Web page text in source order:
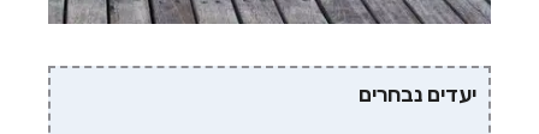
יעדים נבחרים